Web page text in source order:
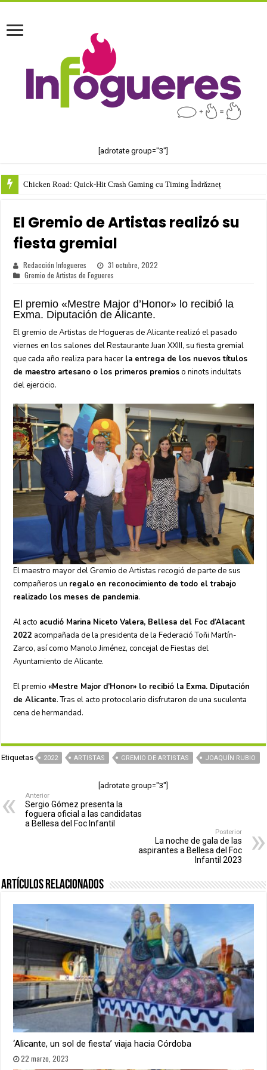
[adrotate group="3"]
Chicken Road: Quick‑Hit Crash Gaming cu Timing Îndrăzneț
El Gremio de Artistas realizó su
fiesta gremial
Redacción Infogueres
31 octubre, 2022
Gremio de Artistas de Fogueres
El premio «Mestre Major d’Honor» lo recibió la
Exma. Diputación de Alicante.
El gremio de Artistas de Hogueras de Alicante realizó el pasado
viernes en los salones del Restaurante Juan XXIII, su fiesta gremial
que cada año realiza para hacer la entrega de los nuevos títulos
de maestro artesano o los primeros premioso ninots indultats
del ejercicio.
El maestro mayor del Gremio de Artistas recogió de parte de sus
compañeros un regalo en reconocimiento de todo el trabajo
realizado los meses de pandemia.
Al acto acudió Marina Niceto Valera, Bellesa del Foc d’Alacant
2022 acompañada de la presidenta de la Federació Toñi Martín-
Zarco, así como Manolo Jiménez, concejal de Fiestas del
Ayuntamiento de Alicante.
El premio«Mestre Major d’Honor» lo recibió la Exma. Diputación
de Alicante. Tras el acto protocolario disfrutaron de una suculenta
cena de hermandad.
Etiquetas 2022 ARTISTAS GREMIO DE ARTISTAS JOAQUÍN RUBIO
[adrotate group="3"]
Anterior
Sergio Gómez presenta la
foguera oficial a las candidatas
a Bellesa del Foc Infantil
Posterior
La noche de gala de las
aspirantes a Bellesa del Foc
Infantil 2023
Artículos relacionados
‘Alicante, un sol de fiesta’ viaja hacia Córdoba
22 marzo, 2023